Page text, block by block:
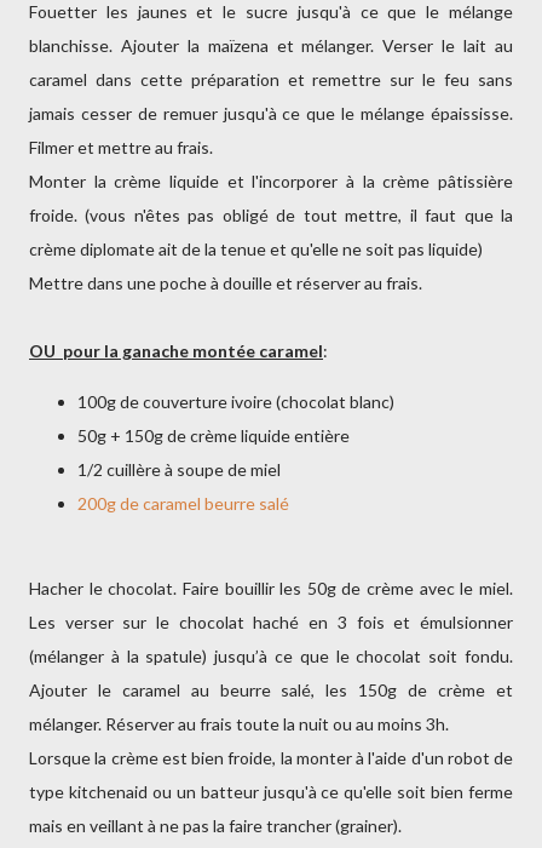
Fouetter les jaunes et le sucre jusqu'à ce que le mélange
blanchisse. Ajouter la maïzena et mélanger. Verser le lait au
caramel dans cette préparation et remettre sur le feu sans
jamais cesser de remuer jusqu'à ce que le mélange épaississe.
Filmer et mettre au frais.
Monter la crème liquide et l'incorporer à la crème pâtissière
froide. (vous n'êtes pas obligé de tout mettre, il faut que la
crème diplomate ait de la tenue et qu'elle ne soit pas liquide)
Mettre dans une poche à douille et réserver au frais.
OU pour la ganache montée caramel:
100g de couverture ivoire (chocolat blanc)
50g + 150g de crème liquide entière
1/2 cuillère à soupe de miel
200g de caramel beurre salé
Hacher le chocolat. Faire bouillir les 50g de crème avec le miel.
Les verser sur le chocolat haché en 3 fois et émulsionner
(mélanger à la spatule) jusqu’à ce que le chocolat soit fondu.
Ajouter le caramel au beurre salé, les 150g de crème et
mélanger. Réserver au frais toute la nuit ou au moins 3h.
Lorsque la crème est bien froide, la monter à l'aide d'un robot de
type kitchenaid ou un batteur jusqu'à ce qu'elle soit bien ferme
mais en veillant à ne pas la faire trancher (grainer).